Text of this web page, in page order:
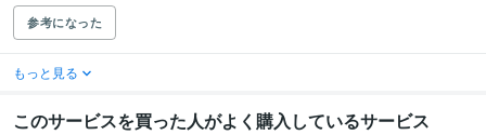
参考になった
もっと見る
このサービスを買った人がよく購入しているサービス